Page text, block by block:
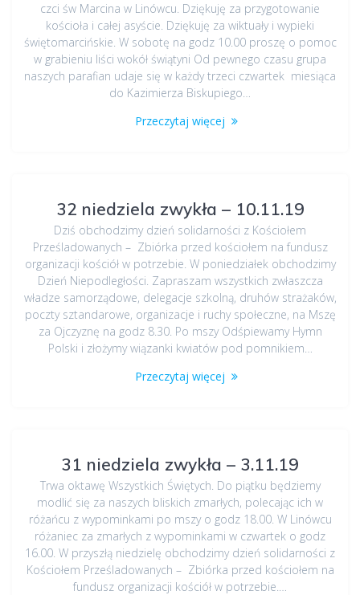
czci św Marcina w Linówcu. Dziękuję za przygotowanie
kościoła i całej asyście. Dziękuję za wiktuały i wypieki
świętomarcińskie. W sobotę na godz 10.00 proszę o pomoc
w grabieniu liści wokół świątyni Od pewnego czasu grupa
naszych parafian udaje się w każdy trzeci czwartek miesiąca
do Kazimierza Biskupiego…
Przeczytaj więcej
32 niedziela zwykła – 10.11.19
Dziś obchodzimy dzień solidarności z Kościołem
Prześladowanych – Zbiórka przed kościołem na fundusz
organizacji kościół w potrzebie. W poniedziałek obchodzimy
Dzień Niepodległości. Zapraszam wszystkich zwłaszcza
władze samorządowe, delegacje szkolną, druhów strażaków,
poczty sztandarowe, organizacje i ruchy społeczne, na Mszę
za Ojczyznę na godz 8.30. Po mszy Odśpiewamy Hymn
Polski i złożymy wiązanki kwiatów pod pomnikiem…
Przeczytaj więcej
31 niedziela zwykła – 3.11.19
Trwa oktawę Wszystkich Świętych. Do piątku będziemy
modlić się za naszych bliskich zmarłych, polecając ich w
różańcu z wypominkami po mszy o godz 18.00. W Linówcu
różaniec za zmarłych z wypominkami w czwartek o godz
16.00. W przyszłą niedzielę obchodzimy dzień solidarności z
Kościołem Prześladowanych – Zbiórka przed kościołem na
fundusz organizacji kościół w potrzebie.…